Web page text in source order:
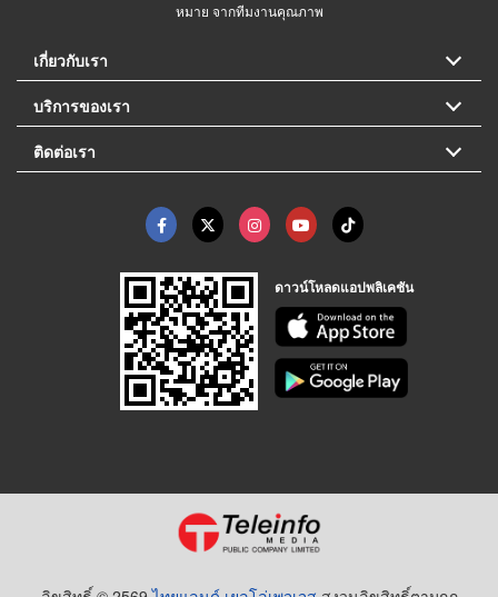
หมาย จากทีมงานคุณภาพ
เกี่ยวกับเรา
บริการของเรา
ติดต่อเรา
ดาวน์โหลดแอปพลิเคชัน